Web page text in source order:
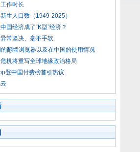
作时长
生人口数（1949-2025）
国经济成了“K型”经济？
常坚决、毫不手软
翻墙浏览器以及在中国的使用情况
机将重写全球地缘政治格局
登中国付费榜首引热议